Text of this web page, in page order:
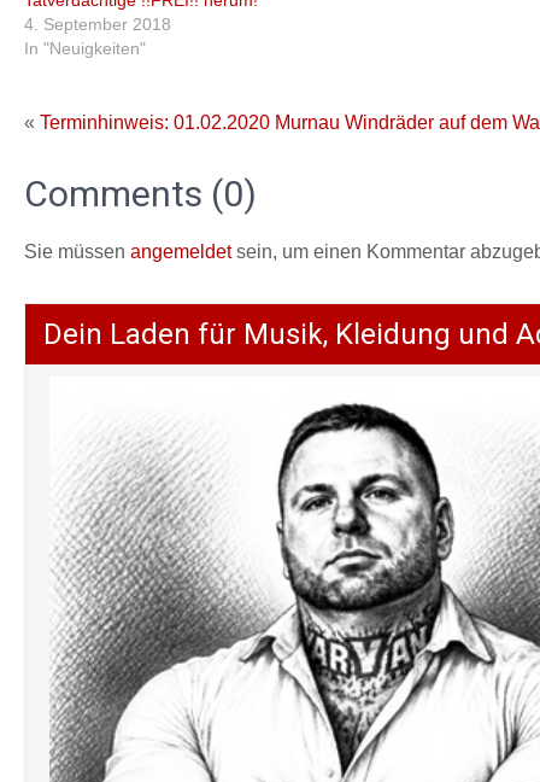
4. September 2018
In "Neuigkeiten"
« Terminhinweis: 01.02.2020 Murnau Windräder auf dem
Comments (0)
Sie müssen angemeldetsein, um einen Kommentar
Dein Laden für Musik, Kleidung und